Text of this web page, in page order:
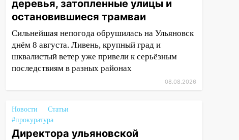
деревья, затопленные улицы и
остановившиеся трамваи
Сильнейшая непогода обрушилась на Ульяновск
днём 8 августа. Ливень, крупный град и
шквалистый ветер уже привели к серьёзным
последствиям в разных районах
08.08.2026
Новости
Статьи
#прокуратура
Директора ульяновской